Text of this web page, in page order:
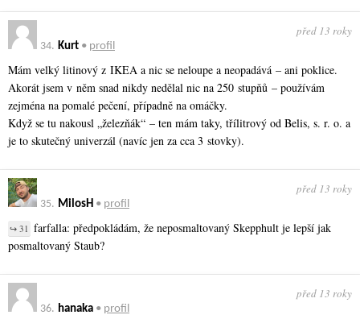
34. Kurt • profil
před 13 roky
Mám velký litinový z IKEA a nic se neloupe a neopadává – ani poklice.
Akorát jsem v něm snad nikdy nedělal nic na 250 stupňů – používám
zejména na pomalé pečení, případně na omáčky.
Když se tu nakousl „železňák“ – ten mám taky, třílitrový od Belis, s. r. o. a
je to skutečný univerzál (navíc jen za cca 3 stovky).
35. MilosH • profil
před 13 roky
↪ 31 farfalla: předpokládám, že neposmaltovaný Skepphult je lepší jak
posmaltovaný Staub?
36. hanaka • profil
před 13 roky